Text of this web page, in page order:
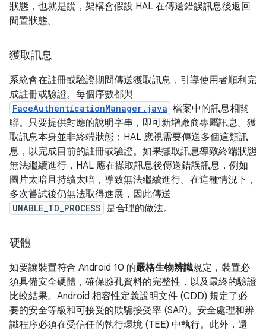
狀態，也就是說，架構會假設 HAL 在傳送錯誤訊息後返回
閒置狀態。
獲取訊息
系統會在註冊或驗證期間傳送獲取訊息，引導使用者順利完
成註冊或驗證。每個序數都與
FaceAuthenticationManager.java 檔案中的訊息相關
聯。只要提供對應的說明字串，即可新增廠商專屬訊息。獲
取訊息本身並非終端狀態；HAL 應視需要傳送多個這類訊
息，以完成目前的註冊或驗證。如果擷取訊息導致終端狀態
無法繼續進行，HAL 應在擷取訊息後傳送錯誤訊息，例如
圖片太暗且持續太暗，導致無法繼續進行。在這種情況下，
多次嘗試後仍無法取得進展，因此傳送
UNABLE_TO_PROCESS 是合理的做法。
硬體
如要讓裝置符合 Android 10 的嚴格生物辨識規定，裝置必
須具備安全硬體，確保臉孔資料的完整性，以及最終的驗證
比較結果。Android 相容性定義說明文件 (CDD) 規定了必
要的安全等級和可接受的欺騙接受率 (SAR)。安全處理和辨
識程序必須在受信任的執行環境 (TEE) 中執行。此外，還